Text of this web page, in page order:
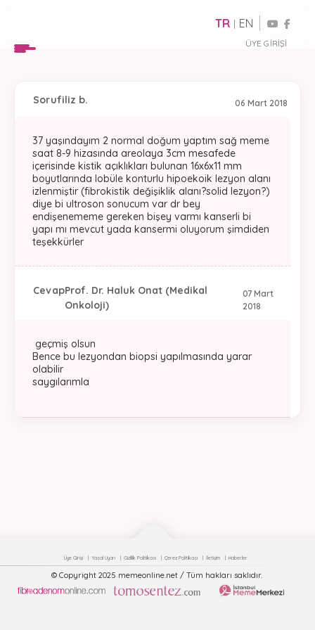
ÜYE GIRIŞI
TR | EN
06 Mart 2018
Sorufiliz b.
37 yaşındayım 2 normal doğum yaptım sağ meme
saat 8-9 hizasında areolaya 3cm mesafede
içerisinde kistik açıklıkları bulunan 16x6x11 mm
boyutlarında lobüle konturlu hipoekoik lezyon alanı
izlenmiştir (fibrokistik değişiklik alanı?solid lezyon?)
diye bi ultroson sonucum var dr bey
endişenememe gereken bişey varmı kanserli bi
yapı mı mevcut yada kansermi oluyorum şimdiden
teşekkürler
07 Mart
2018
CevapProf. Dr. Haluk Onat (Medikal
Onkoloji)
geçmiş olsun
Bence bu lezyondan biopsi yapılmasında yarar
olabilir
saygılarımla
Üye Girişi Yasal Uyarı Gizlilik Politikası Çerez Politikası İletişim Haberler
© Copyright 2025 memeonline.net / Tüm hakları saklıdır.